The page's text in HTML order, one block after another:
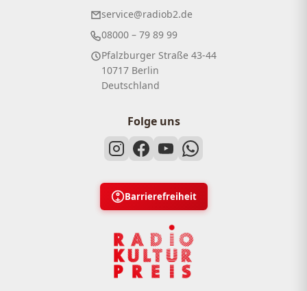
service@radiob2.de
08000 – 79 89 99
Pfalzburger Straße 43-44
10717 Berlin
Deutschland
Folge uns
Barrierefreiheit